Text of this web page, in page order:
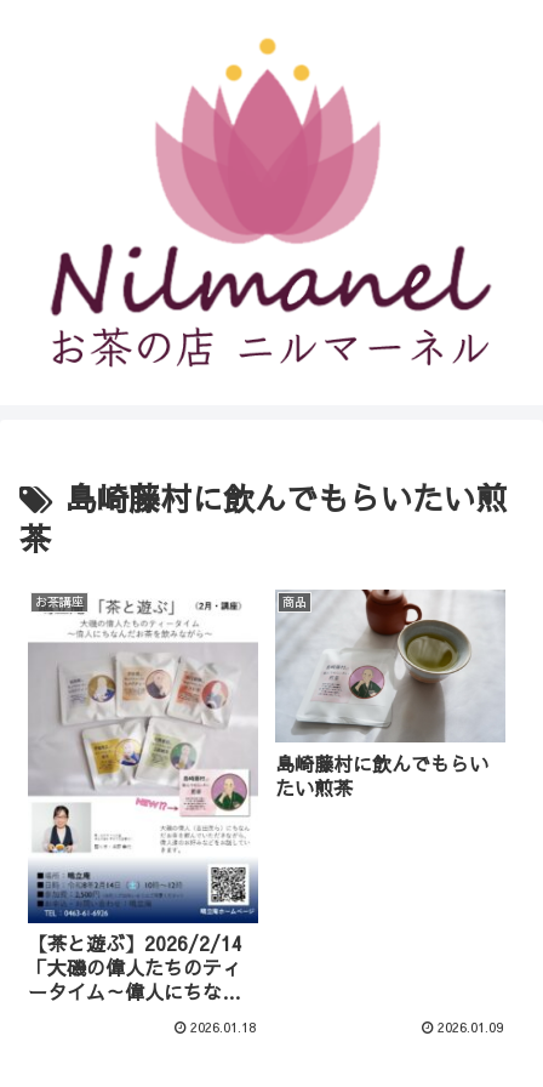
島崎藤村に飲んでもらいたい煎
茶
お茶講座
【茶と遊ぶ】2026/2/14
「大磯の偉人たちのティ
ータイム～偉人にちなん
だお茶を飲みながら～」
2026.01.18
商品
島崎藤村に飲んでもらい
たい煎茶
2026.01.09